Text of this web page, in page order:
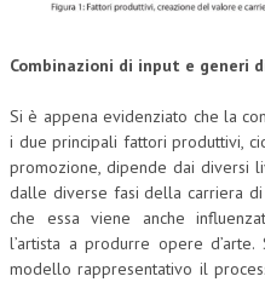
Combinazioni di input e generi
Si è appena evidenziato che la
i due principali fattori produttivi,
promozione, dipende dai diversi
dalle diverse fasi della carriera di
che essa viene anche
l’artista a produrre opere
modello rappresentativo il